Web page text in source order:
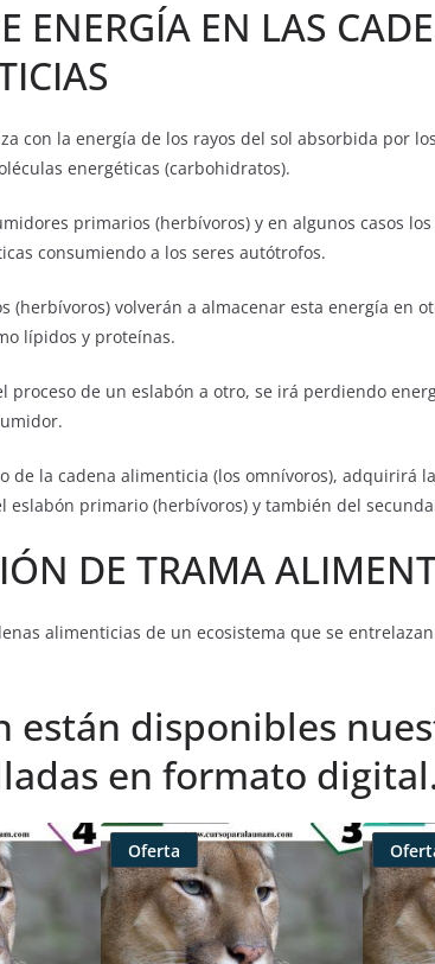
ENERGÍA EN LAS
con la energía de los rayos del sol absorbida por
energéticas (carbohidratos).
primarios (herbívoros) y en algunos casos
consumiendo a los seres autótrofos.
(herbívoros) volverán a almacenar esta energía en
lípidos y proteínas.
proceso de un eslabón a otro, se irá perdiendo
de la cadena alimenticia (los omnívoros), adquirirá
eslabón primario (herbívoros) y también del
DE TRAMA
alimenticias de un ecosistema que se
están disponibles
en formato
Oferta
Producto
rebajado